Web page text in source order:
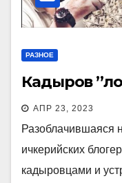
РАЗНОЕ
Кадыров
АПР 23, 2023
Разоблачившаяся
ичкерийских
кадыровцами и